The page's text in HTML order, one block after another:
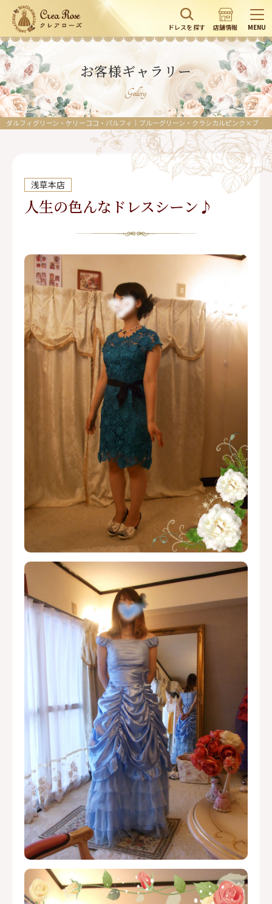
ドレスを探す 店舗情報 MENU
お客様ギャラリー
Gallery
ダルフィグリーン・ケリーココ・パルフィ｜ブルーグリーン・クラシカルピンク×ブラック・オレンジ／お呼ばれや発表会にふさわしいエレガントで上品なドレス
浅草本店
人生の色んなドレスシーン♪